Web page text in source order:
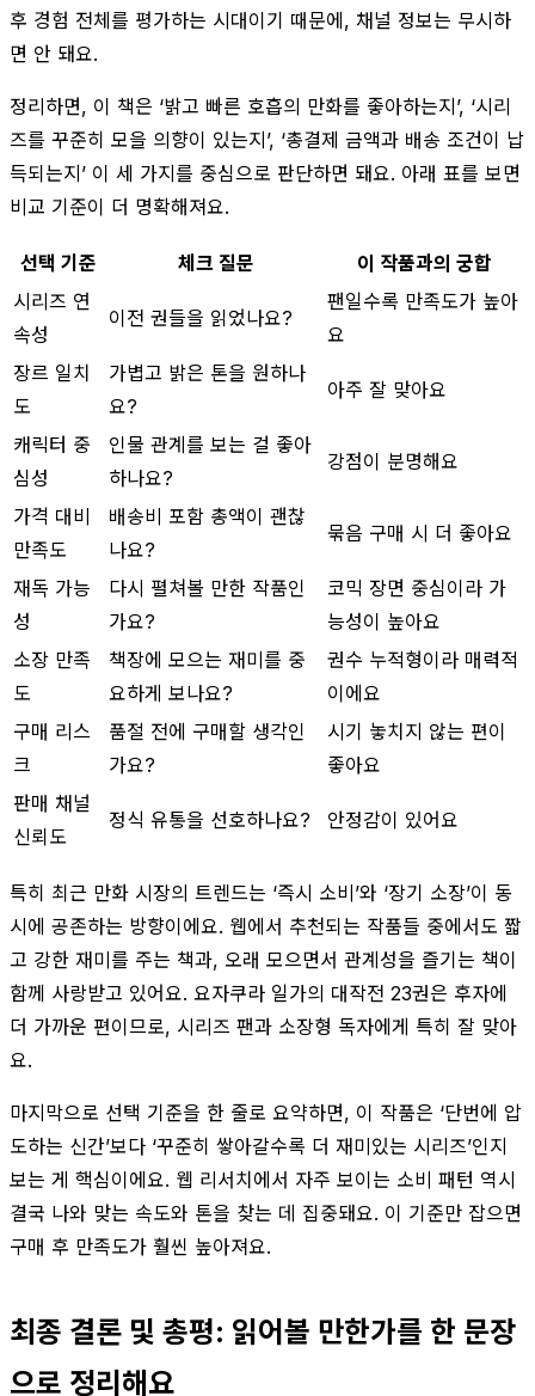
후 경험 전체를 평가하는 시대이기 때문에, 채널 정보는 무시하
면 안 돼요.
정리하면, 이 책은 ‘밝고 빠른 호흡의 만화를 좋아하는지’, ‘시리
즈를 꾸준히 모을 의향이 있는지’, ‘총결제 금액과 배송 조건이 납
득되는지’ 이 세 가지를 중심으로 판단하면 돼요. 아래 표를 보면
비교 기준이 더 명확해져요.
선택 기준 체크 질문
이 작품과의 궁합
시리즈 연
속성
이전 권들을 읽었나요?
팬일수록 만족도가 높아
요
장르 일치
도
가볍고 밝은 톤을 원하나
요?
아주 잘 맞아요
캐릭터 중
심성
인물 관계를 보는 걸 좋아
하나요?
강점이 분명해요
가격 대비
만족도
배송비 포함 총액이 괜찮
나요?
묶음 구매 시 더 좋아요
재독 가능
성
다시 펼쳐볼 만한 작품인
가요?
코믹 장면 중심이라 가
능성이 높아요
소장 만족
도
책장에 모으는 재미를 중
요하게 보나요?
권수 누적형이라 매력적
이에요
구매 리스
크
품절 전에 구매할 생각인
가요?
시기 놓치지 않는 편이
좋아요
판매 채널
신뢰도
정식 유통을 선호하나요? 안정감이 있어요
특히 최근 만화 시장의 트렌드는 ‘즉시 소비’와 ‘장기 소장’이 동
시에 공존하는 방향이에요. 웹에서 추천되는 작품들 중에서도 짧
고 강한 재미를 주는 책과, 오래 모으면서 관계성을 즐기는 책이
함께 사랑받고 있어요. 요자쿠라 일가의 대작전 23권은 후자에
더 가까운 편이므로, 시리즈 팬과 소장형 독자에게 특히 잘 맞아
요.
마지막으로 선택 기준을 한 줄로 요약하면, 이 작품은 ‘단번에 압
도하는 신간’보다 ‘꾸준히 쌓아갈수록 더 재미있는 시리즈’인지
보는 게 핵심이에요. 웹 리서치에서 자주 보이는 소비 패턴 역시
결국 나와 맞는 속도와 톤을 찾는 데 집중돼요. 이 기준만 잡으면
구매 후 만족도가 훨씬 높아져요.
최종 결론 및 총평: 읽어볼 만한가를 한 문장
으로 정리해요